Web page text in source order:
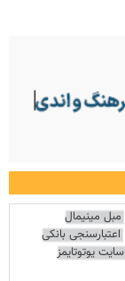
مبل مینیمال
اعتبارسنجی بانکی
سایت یوتوتایمز